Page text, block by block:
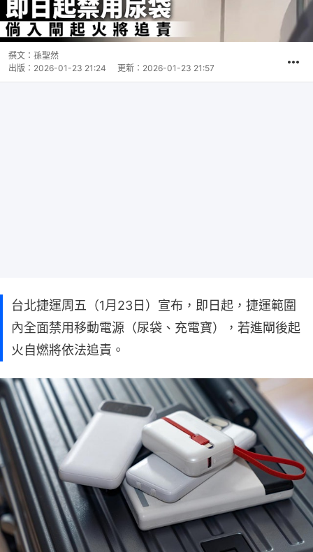
撰文： 孫聖然
出版： 2026-01-23 21:24 更新： 2026-01-23 21:57
台北捷運周五（1月23日）宣布，即日起，捷運範圍
內全面禁用移動電源（尿袋、充電寶），若進閘後起
火自燃將依法追責。